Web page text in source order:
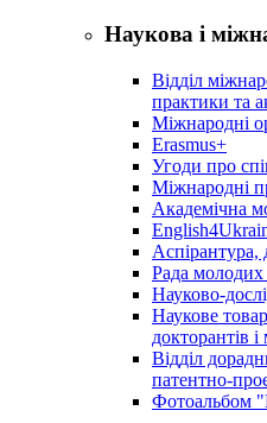
Наукова і
Відділ
практики та
Міжнародні
Erasmus+
Угоди про
Міжнародні
Академічна
Аспірантура,
Рада молодих
Науково-
Наукове
докторантів
Відділ
патентно-
Фотоальбом